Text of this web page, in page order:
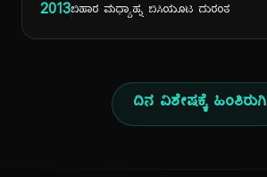
2013ಬಿಹಾರ ಮಧ್ಯಾಹ್ನ ಬಿಸಿಯೂಟ ದುರಂತ
ದಿನ ವಿಶೇಷಕ್ಕೆ ಹಿಂತಿರುಗಿ